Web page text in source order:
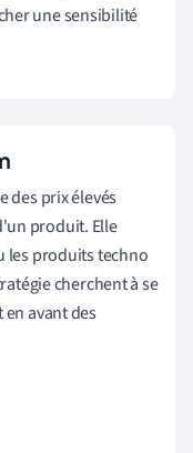
une sensibilité
des prix élevés
produit. Elle
les produits techno
cherchent à se
avant des